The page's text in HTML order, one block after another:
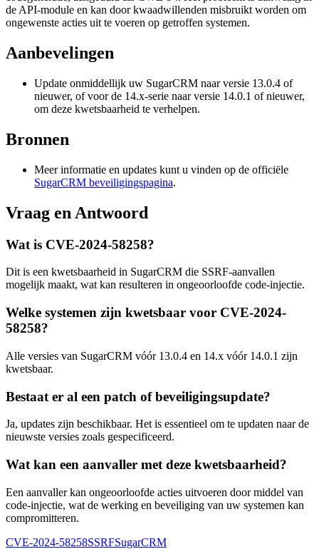
de API-module en kan door kwaadwillenden misbruikt worden om
ongewenste acties uit te voeren op getroffen systemen.
Aanbevelingen
Update onmiddellijk uw SugarCRM naar versie 13.0.4 of
nieuwer, of voor de 14.x-serie naar versie 14.0.1 of nieuwer,
om deze kwetsbaarheid te verhelpen.
Bronnen
Meer informatie en updates kunt u vinden op de officiële
SugarCRM beveiligingspagina.
Vraag en Antwoord
Wat is CVE-2024-58258?
Dit is een kwetsbaarheid in SugarCRM die SSRF-aanvallen
mogelijk maakt, wat kan resulteren in ongeoorloofde code-injectie.
Welke systemen zijn kwetsbaar voor CVE-2024-
58258?
Alle versies van SugarCRM vóór 13.0.4 en 14.x vóór 14.0.1 zijn
kwetsbaar.
Bestaat er al een patch of beveiligingsupdate?
Ja, updates zijn beschikbaar. Het is essentieel om te updaten naar de
nieuwste versies zoals gespecificeerd.
Wat kan een aanvaller met deze kwetsbaarheid?
Een aanvaller kan ongeoorloofde acties uitvoeren door middel van
code-injectie, wat de werking en beveiliging van uw systemen kan
compromitteren.
Tags:
CVE-2024-58258SSRFSugarCRM